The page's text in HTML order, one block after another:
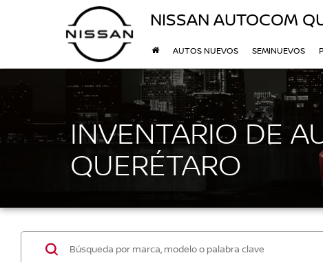
NISSAN AUTOCOM
AUTOS NUEVOS SEMINUEVOS
INVENTARIO DE
QUERÉTARO